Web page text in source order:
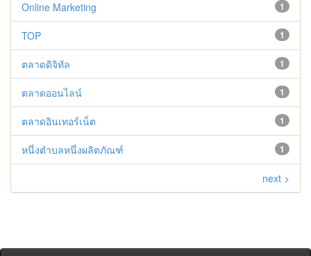
1
Online Marketing
1
TOP
1
ตลาดดิจิทัล
1
ตลาดออนไลน์
1
ตลาดอินเทอร์เน็ต
1
หนึ่งตำบลหนึ่งผลิตภัณฑ์
next >